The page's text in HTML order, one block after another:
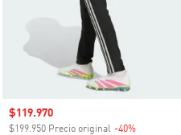
Precio de venta
$119.970
$199.950 Precio original -40%